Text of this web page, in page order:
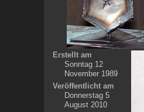
Erstellt am
Sonntag 12
November 1989
Veröffentlicht am
Donnerstag 5
August 2010